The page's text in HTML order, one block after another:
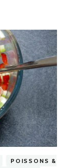
POISSONS &